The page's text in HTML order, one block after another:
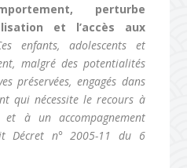
perturbe
et l’accès aux
enfants, adolescents et
malgré des potentialités
préservées, engagés dans
qui nécessite le recours à
et à un accompagnement
Décret n° 2005-11 du 6